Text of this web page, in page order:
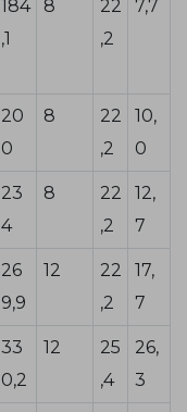
184
,1
8
22
,2
7,7
20
0
8
22
,2
10,
0
23
4
8
22
,2
12,
7
26
9,9
12
22
,2
17,
7
33
0,2
12
25
,4
26,
3